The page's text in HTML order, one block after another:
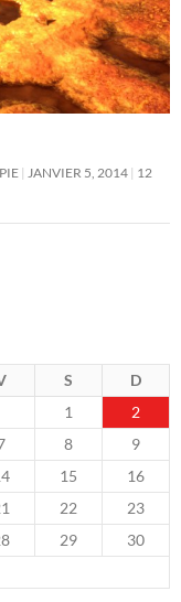
JANVIER 5, 2014 12
S
D
1
2
8
9
15
16
22
23
29
30